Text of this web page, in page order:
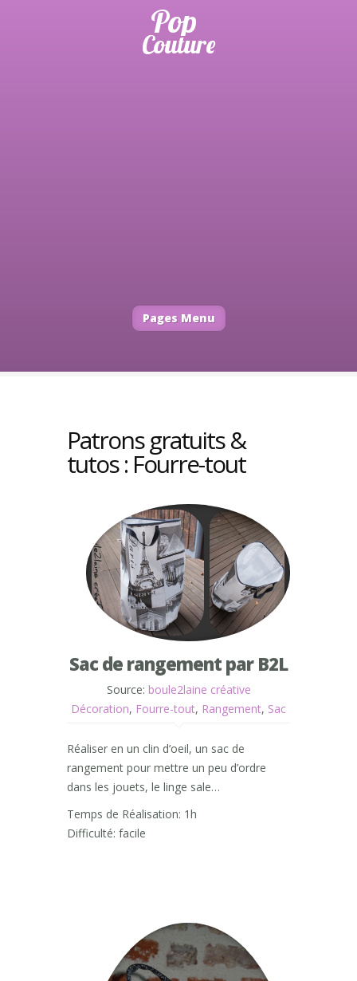
Pages Menu
Patrons gratuits &
tutos : Fourre-tout
Sac de rangement par B2L
Source: boule2laine créative
Décoration, Fourre-tout, Rangement, Sac
Réaliser en un clin d’oeil, un sac de
rangement pour mettre un peu d’ordre
dans les jouets, le linge sale…
Temps de Réalisation: 1h
Difficulté: facile